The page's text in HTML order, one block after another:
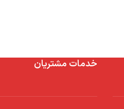
خدمات مشتریان